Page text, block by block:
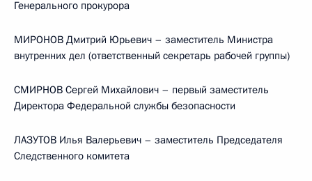
Генерального прокурора
МИРОНОВ Дмитрий Юрьевич – заместитель Министра
внутренних дел (ответственный секретарь рабочей группы)
СМИРНОВ Сергей Михайлович – первый заместитель
Директора Федеральной службы безопасности
ЛАЗУТОВ Илья Валерьевич – заместитель Председателя
Следственного комитета